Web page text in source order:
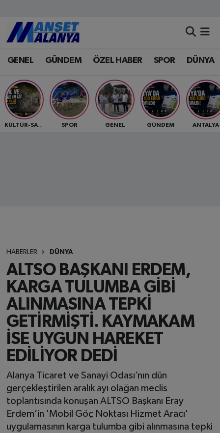
GENEL GÜNDEM ÖZEL HABER SPOR DÜNYA
KÜLTÜR-SANAT SPOR GENEL GÜNDEM ANTALYA
HABERLER DÜNYA
ALTSO BAŞKANI ERDEM,
KARGA TULUMBA GİBİ
ALINMASINA TEPKİ
GETİRMİŞTİ. KAYMAKAM
İSE UYGUN HAREKET
EDİLİYOR DEDİ
Alanya Ticaret ve Sanayi Odası’nın dün
gerçekleştirilen aralık ayı olağan meclis
toplantısında konuşan ALTSO Başkanı Eray
Erdem’in 'Mobil Göç Noktası Hizmet Aracı'
uygulamasının karga tulumba gibi alınmasına tepki
Antalya Nöbetçi Eczaneler
Antalya Hava Durumu
Antalya Namaz Vakitleri
Antalya Trafik Yoğunluk Haritası